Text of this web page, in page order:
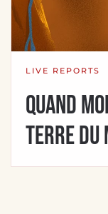
LIVE REPORTS
Quand
Terre du